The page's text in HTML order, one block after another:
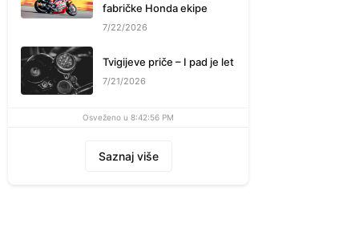
fabričke Honda ekipe
7/22/2026
Tvigijeve priče – I pad je let
7/21/2026
Osveženo u 8:42:56 PM
Saznaj više